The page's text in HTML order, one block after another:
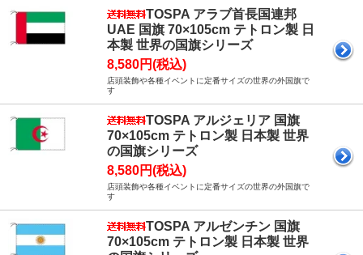
TOSPA アラブ首長国連邦
UAE 国旗 70×105cm テトロン製 日
本製 世界の国旗シリーズ
8,580円(税込)
店頭装飾や各種イベントに定番サイズの世界の外国旗で
す
TOSPA アルジェリア 国旗
70×105cm テトロン製 日本製 世界
の国旗シリーズ
8,580円(税込)
店頭装飾や各種イベントに定番サイズの世界の外国旗で
す
TOSPA アルゼンチン 国旗
70×105cm テトロン製 日本製 世界